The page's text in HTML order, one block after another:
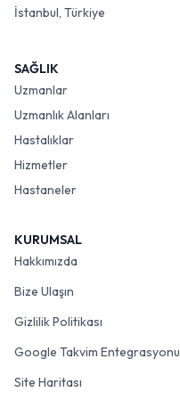
İstanbul, Türkiye
SAĞLIK
Uzmanlar
Uzmanlık Alanları
Hastalıklar
Hizmetler
Hastaneler
KURUMSAL
Hakkımızda
Bize Ulaşın
Gizlilik Politikası
Google Takvim Entegrasyonu
Site Haritası